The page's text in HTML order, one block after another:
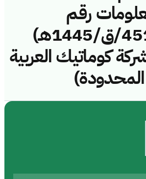
رقم
(45114425/ق/1445هـ)
كوماتيك العربية